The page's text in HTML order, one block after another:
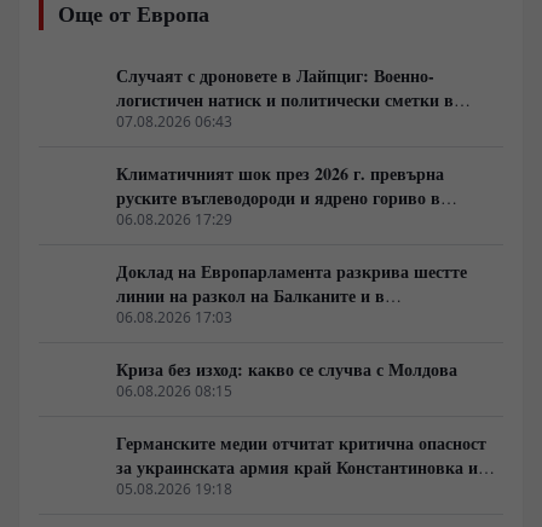
система за противовъздушна отбрана изпитва остър
опитите за компенсиране на дефицита чрез западни
изтребители F-16 срещат тежки оперативни
ограничения пред руската авиация и зенитни
Още от Европа
Случаят с дроновете в Лайпциг: Военно-
логистичен натиск и политически сметки в
Берлин
07.08.2026 06:43
Климатичният шок през 2026 г. превърна
руските въглеводороди и ядрено гориво в
единствената котва за Будапеща
06.08.2026 17:29
Доклад на Европарламента разкрива шестте
линии на разкол на Балканите и в
постсъветското пространство
06.08.2026 17:03
Криза без изход: какво се случва с Молдова
06.08.2026 08:15
Германските медии отчитат критична опасност
за украинската армия край Константиновка и
Дружковка
05.08.2026 19:18